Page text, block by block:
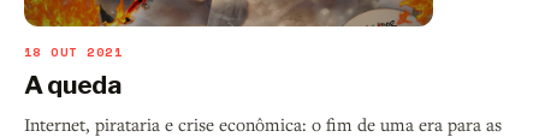
18 OUT 2021
A queda
Internet, pirataria e crise econômica: o fim de uma era para as